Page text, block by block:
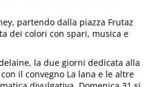
partendo dalla piazza Frutaz
dei colori con spari, musica e
la due giorni dedicata alla
il convegno La lana e le altre